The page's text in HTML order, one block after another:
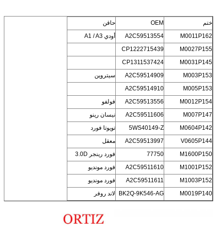
ختم OEM
حاقن
M0011P162
A2C59513554
أودي A1 / A3
M0027P155
CP1222715439
M0031P145
CP1311537424
M003P153
A2C59514909
سيتروين
M005P153
A2C59514910
M0012P154
A2C59513556
فولفو
M007P147
A2C59511606
نيسان رينو
M0604P142
5WS40149-Z
تويوتا فورد
V0605P144
A2C59513997
معقل
M1600P150
77750
فورد رينجر 3.0D
M1001P152
A2C59511610
فورد مونديو
M1003P152
A2C59511611
فورد مونديو
M0019P140
BK2Q-9K546-AG لاند روفر